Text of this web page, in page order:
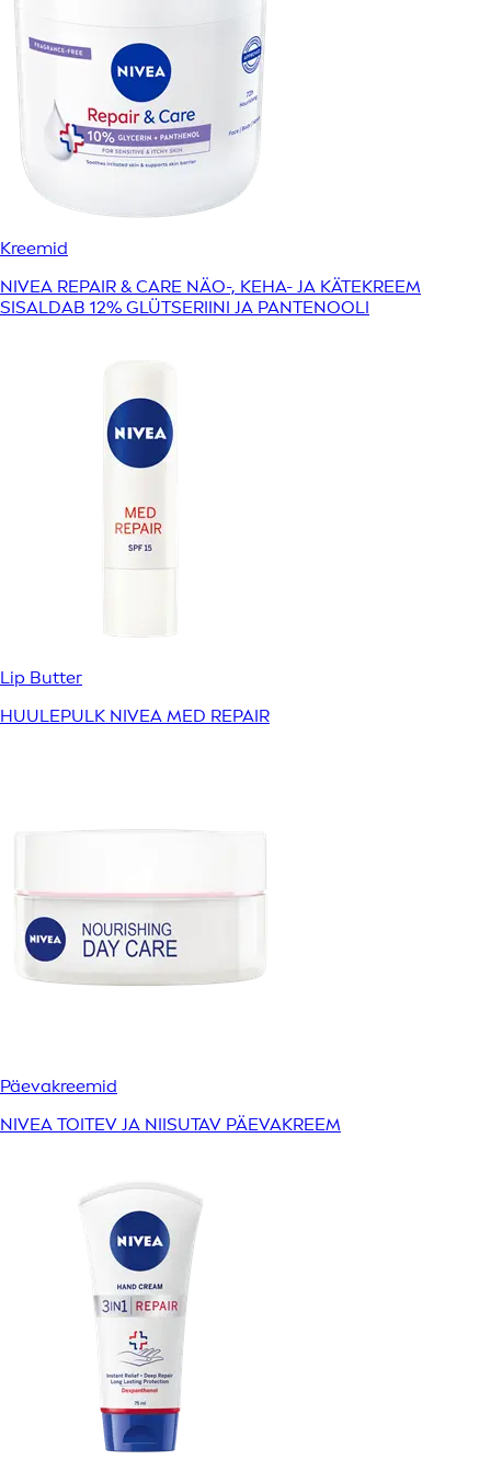
Kreemid
NIVEA REPAIR & CARE NÄO-, KEHA- JA KÄTEKREEM
SISALDAB 12% GLÜTSERIINI JA PANTENOOLI
Lip Butter
HUULEPULK NIVEA MED REPAIR
Päevakreemid
NIVEA TOITEV JA NIISUTAV PÄEVAKREEM